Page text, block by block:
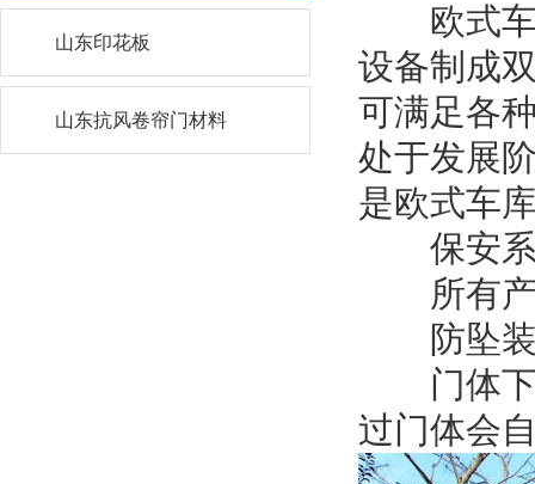
欧式车
设备制成
可满足各
处于发展
是欧式车
保安系
所有产
防坠装
门体下
过门体会
山东印花板
山东抗风卷帘门材料